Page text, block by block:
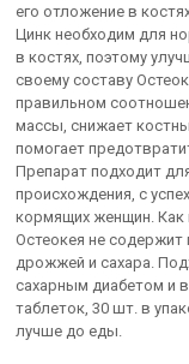
его отложение в
Цинк необходим для
в костях, поэтому
своему составу
правильном
массы, снижает
помогает
Препарат подходит
происхождения, с
кормящих женщин. Как
Остеокея не содержит
дрожжей и сахара.
сахарным диабетом и
таблеток, 30 шт. в
лучше до еды.